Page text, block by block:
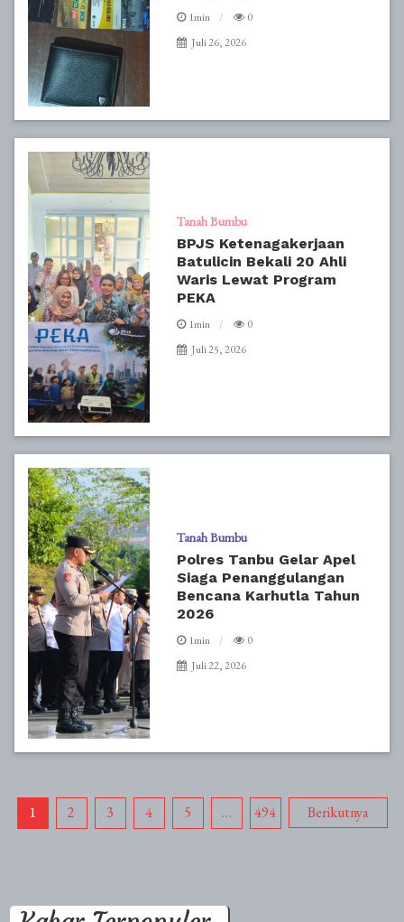
1min
0
Juli 26, 2026
Tanah Bumbu
BPJS Ketenagakerjaan
Batulicin Bekali 20 Ahli
Waris Lewat Program
PEKA
1min
0
Juli 25, 2026
Tanah Bumbu
Polres Tanbu Gelar Apel
Siaga Penanggulangan
Bencana Karhutla Tahun
2026
1min
0
Juli 22, 2026
Paginasi
1 2 3 4 5 … 494 Berikutnya